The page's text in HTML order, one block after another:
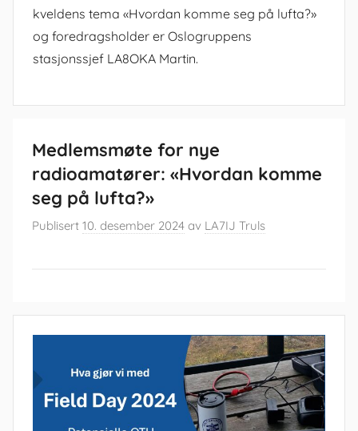
kveldens tema «Hvordan komme seg på lufta?»
og foredragsholder er Oslogruppens
stasjonssjef LA8OKA Martin.
Medlemsmøte for nye
radioamatører: «Hvordan komme
seg på lufta?»
Publisert 10. desember 2024 av LA7IJ Truls